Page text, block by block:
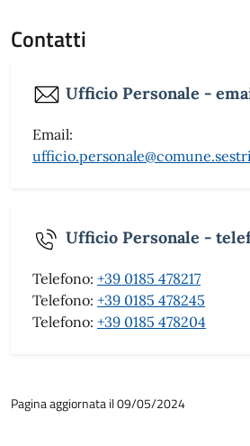
Contatti
Ufficio Personale -
Email:
Ufficio Personale -
Telefono: +39 0185 478217
Telefono: +39 0185 478245
Telefono: +39 0185 478204
Pagina aggiornata il 09/05/2024